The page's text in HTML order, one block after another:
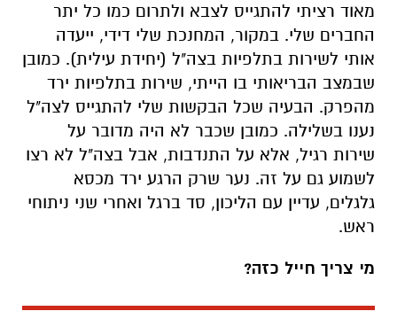
מאוד רציתי להתגייס לצבא ולתרום כמו כל יתר
החברים שלי. במקור, המחנכת שלי דידי, ייעדה
אותי לשירות בתלפיות בצה"ל (יחידת עילית). כמובן
שבמצב הבריאותי בו הייתי, שירות בתלפיות ירד
מהפרק. הבעיה שכל הבקשות שלי להתגייס לצה"ל
נענו בשלילה. כמובן שכבר לא היה מדובר על
שירות רגיל, אלא על התנדבות, אבל בצה"ל לא רצו
לשמוע גם על זה. נער שרק הרגע ירד מכסא
גלגלים, עדיין עם הליכון, סד ברגל ואחרי שני ניתוחי
ראש.
מי צריך חייל כזה?